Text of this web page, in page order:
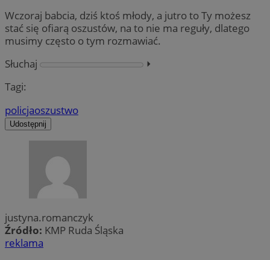
Wczoraj babcia, dziś ktoś młody, a jutro to Ty możesz
stać się ofiarą oszustów, na to nie ma reguły, dlatego
musimy często o tym rozmawiać.
Słuchaj
⏵︎
Tagi:
policjaoszustwo
Udostępnij
justyna.romanczyk
Źródło: KMP Ruda Śląska
reklama